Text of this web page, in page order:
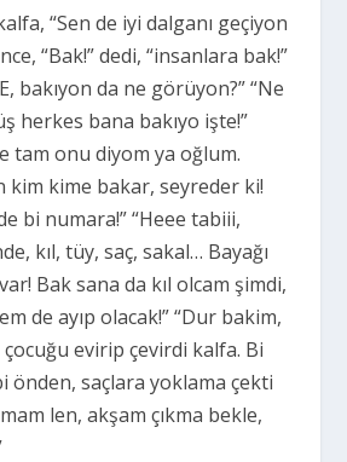
“Sen de iyi dalganı geçiyon
“Bak!” dedi, “insanlara bak!”
bakıyon da ne görüyon?” “Ne
herkes bana bakıyo işte!”
tam onu diyom ya oğlum.
kime bakar, seyreder ki!
bi numara!” “Heee tabiii,
kıl, tüy, saç, sakal… Bayağı
Bak sana da kıl olcam şimdi,
de ayıp olacak!” “Dur bakim,
evirip çevirdi kalfa. Bi
önden, saçlara yoklama çekti
len, akşam çıkma bekle,